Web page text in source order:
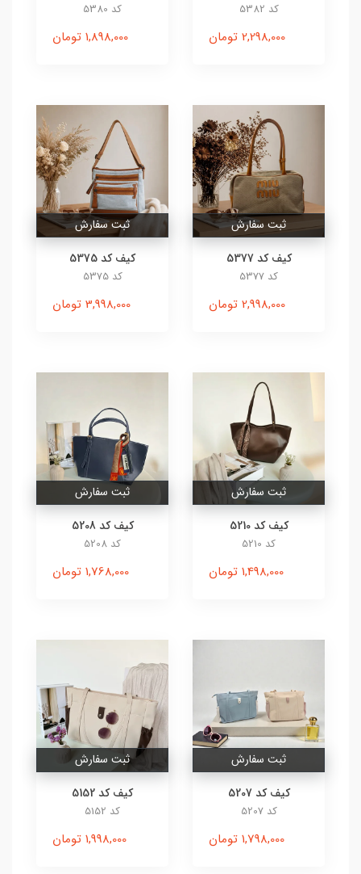
کد 5382
2,298,000 تومان
کد 5380
1,898,000 تومان
ثبت سفارش
کیف کد 5377
کد 5377
2,998,000 تومان
ثبت سفارش
کیف کد 5375
کد 5375
3,998,000 تومان
ثبت سفارش
کیف کد 5210
کد 5210
1,498,000 تومان
ثبت سفارش
کیف کد 5208
کد 5208
1,768,000 تومان
ثبت سفارش
کیف کد 5207
کد 5207
1,798,000 تومان
ثبت سفارش
کیف کد 5152
کد 5152
1,998,000 تومان